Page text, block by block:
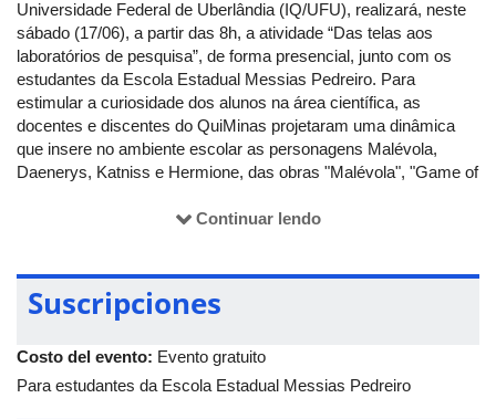
Universidade Federal de Uberlândia (IQ/UFU), realizará, neste
sábado (17/06), a partir das 8h, a atividade “Das telas aos
laboratórios de pesquisa”, de forma presencial, junto com os
estudantes da Escola Estadual Messias Pedreiro. Para
estimular a curiosidade dos alunos na área científica, as
docentes e discentes do QuiMinas projetaram uma dinâmica
que insere no ambiente escolar as personagens Malévola,
Daenerys, Katniss e Hermione, das obras "Malévola", "Game of
A atividade consiste na divisão dos alunos em quatro equipes
estão escondidas na escola. As equipes deverão encontrar as
personagens e realizar um experimento, instruído, relacionado à
história de cada uma. Quando o experimento for concluído, as
equipe responda. Quando acertarem as charadas, será feita
uma marca com tinta na equipe e o grupo deve seguir para a
Continuar lendo
Suscripciones
Costo del evento: Evento gratuito
Para estudantes da Escola Estadual Messias Pedreiro